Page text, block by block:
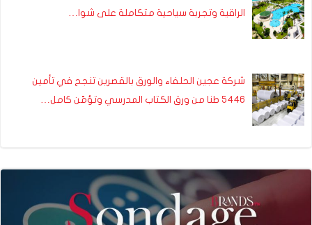
الراقية وتجربة سياحية متكاملة على شوا…
شركة عجين الحلفاء والورق بالقصرين تنجح في تأمين
5446 طنا من ورق الكتاب المدرسي وتؤمّن كامل…